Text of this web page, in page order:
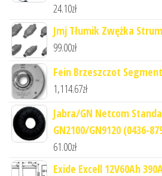
24.10zł
Jmj Tłumik Zwężka
99.00zł
Fein Brzeszczot
1,114.67zł
Jabra/GN Netcom
GN2100/GN9120 (0436-
61.00zł
Exide Excell 12V60Ah